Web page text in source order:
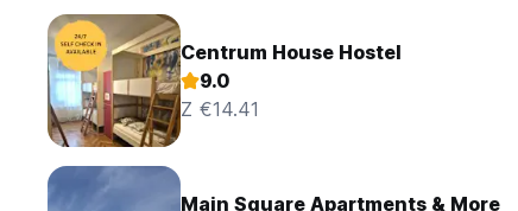
Centrum House Hostel
9.0
Z €14.41
Main Square Apartments & More